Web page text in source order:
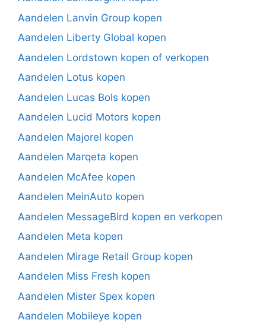
Aandelen Lanvin Group kopen
Aandelen Liberty Global kopen
Aandelen Lordstown kopen of verkopen
Aandelen Lotus kopen
Aandelen Lucas Bols kopen
Aandelen Lucid Motors kopen
Aandelen Majorel kopen
Aandelen Marqeta kopen
Aandelen McAfee kopen
Aandelen MeinAuto kopen
Aandelen MessageBird kopen en verkopen
Aandelen Meta kopen
Aandelen Mirage Retail Group kopen
Aandelen Miss Fresh kopen
Aandelen Mister Spex kopen
Aandelen Mobileye kopen